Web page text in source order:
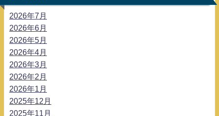
2026年7月
2026年6月
2026年5月
2026年4月
2026年3月
2026年2月
2026年1月
2025年12月
2025年11月